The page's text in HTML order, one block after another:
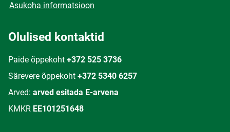
Asukoha informatsioon
Olulised kontaktid
Paide õppekoht +372 525 3736
Särevere õppekoht +372 5340 6257
Arved: arved esitada E-arvena
KMKR EE101251648